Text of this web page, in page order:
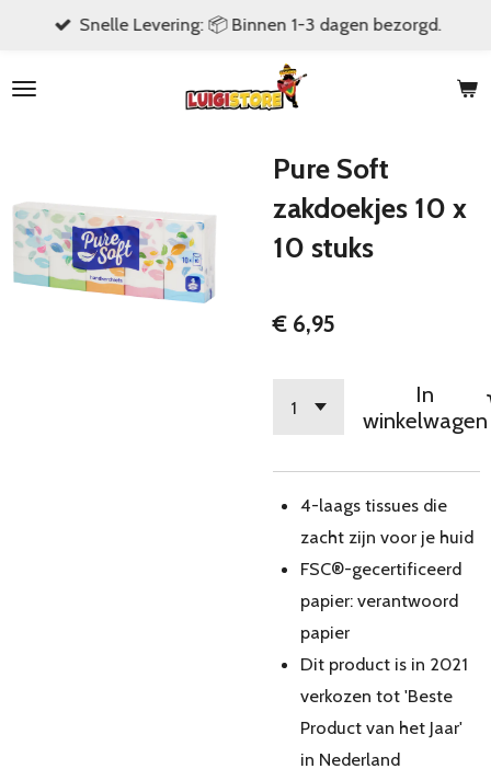
naar
Snelle Levering: 📦 Binnen 1-3 dagen bezorgd.
Pure Soft
zakdoekjes 10 x
10 stuks
€ 6,95
In
winkelwagen
4-laags tissues die
zacht zijn voor je huid
FSC®-gecertificeerd
papier: verantwoord
papier
Dit product is in 2021
verkozen tot 'Beste
Product van het Jaar'
in Nederland